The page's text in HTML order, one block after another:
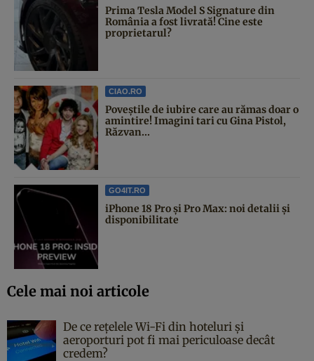
Prima Tesla Model S Signature din
România a fost livrată! Cine este
proprietarul?
CIAO.RO
Poveştile de iubire care au rămas doar o
amintire! Imagini tari cu Gina Pistol,
Răzvan...
GO4IT.RO
iPhone 18 Pro și Pro Max: noi detalii și
disponibilitate
Cele mai noi articole
De ce rețelele Wi-Fi din hoteluri și
aeroporturi pot fi mai periculoase decât
credem?